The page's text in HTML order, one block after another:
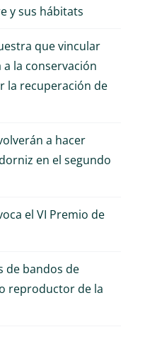
y sus hábitats
que vincular
la conservación
la recuperación de
a hacer
en el segundo
el VI Premio de
de bandos de
reproductor de la